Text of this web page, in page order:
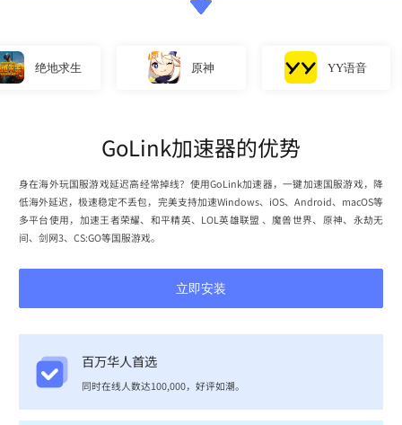
绝地求生 原神 YY语音
GoLink加速器的优势
身在海外玩国服游戏延迟高经常掉线？使用GoLink加速器，一键加速国服游戏，降
低海外延迟，极速稳定不丢包，完美支持加速Windows、iOS、Android、macOS等
多平台使用，加速王者荣耀、和平精英、LOL英雄联盟 、魔兽世界、原神、永劫无
间、剑网3、CS:GO等国服游戏。
立即安装
百万华人首选
同时在线人数达100,000，好评如潮。